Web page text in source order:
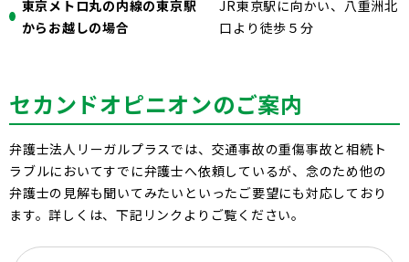
東京メトロ丸の内線の東京駅
からお越しの場合
JR東京駅に向かい、八重洲北
口より徒歩５分
セカンドオピニオンのご案内
弁護士法人リーガルプラスでは、交通事故の重傷事故と相続ト
ラブルにおいてすでに弁護士へ依頼しているが、念のため他の
弁護士の見解も聞いてみたいといったご要望にも対応しており
ます。詳しくは、下記リンクよりご覧ください。